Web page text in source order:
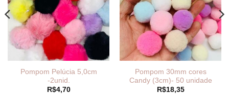
Pompom Pelúcia 5,0cm
-2unid.
R$4,70
Pompom 30mm cores
Candy (3cm)- 50 unidade
R$18,35